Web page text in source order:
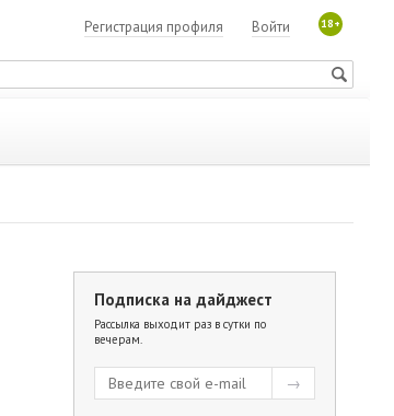
18+
Войти
Регистрация профиля
Подписка на дайджест
Рассылка выходит раз в сутки по
вечерам.